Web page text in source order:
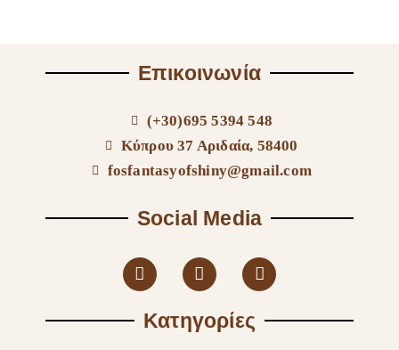
Επικοινωνία
(+30)695 5394 548
Κύπρου 37 Αριδαία, 58400
fosfantasyofshiny@gmail.com
Social Media
Κατηγορίες